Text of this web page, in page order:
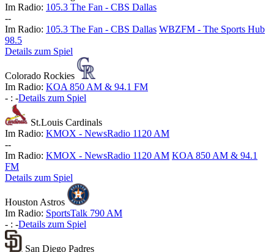
Im Radio: 105.3 The Fan - CBS Dallas
--
Im Radio: 105.3 The Fan - CBS Dallas WBZFM - The Sports Hub
98.5
Details zum Spiel
Colorado Rockies
Im Radio: KOA 850 AM & 94.1 FM
- : -Details zum Spiel
St.Louis Cardinals
Im Radio: KMOX - NewsRadio 1120 AM
--
Im Radio: KMOX - NewsRadio 1120 AM KOA 850 AM & 94.1
FM
Details zum Spiel
Houston Astros
Im Radio: SportsTalk 790 AM
- : -Details zum Spiel
San Diego Padres